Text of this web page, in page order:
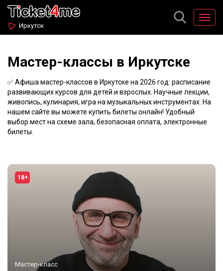
Иркутск
Мастер-классы в Иркутске
✅ Афиша мастер-классов в Иркутске на 2026 год: расписание
развивающих курсов для детей и взрослых. Научные лекции,
живопись, кулинария, игра на музыкальных инструментах. На
нашем сайте вы можете купить билеты онлайн! Удобный
выбор мест на схеме зала, безопасная оплата, электронные
билеты.
18+
Мастер-класс